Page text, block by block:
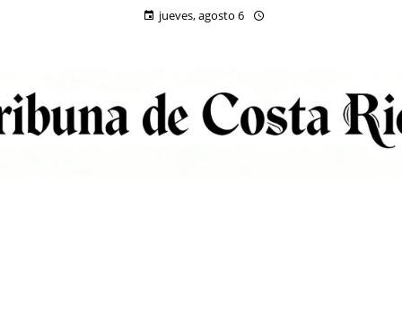
jueves, agosto 6